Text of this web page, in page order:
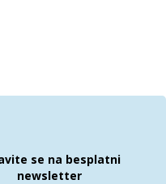
se na besplatni
newsletter